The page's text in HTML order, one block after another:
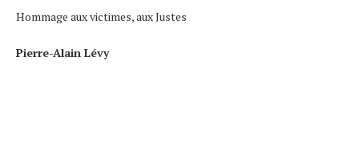
Hommage aux victimes, aux Justes
Pierre-Alain Lévy